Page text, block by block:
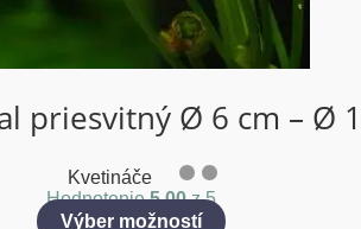
priesvitný Ø 6 cm – Ø
Kvetináče
Hodnotenie5.00z 5
Výber možností